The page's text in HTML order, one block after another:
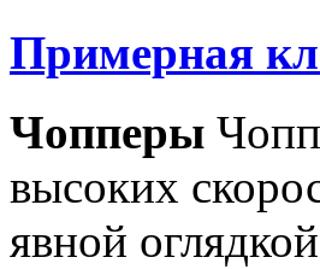
Примерная
Чопперы
высоких
явной